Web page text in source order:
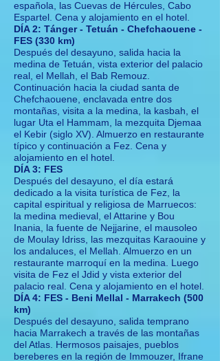
española, las Cuevas de Hércules, Cabo
Espartel. Cena y alojamiento en el hotel.
DÍA 2: Tánger - Tetuán - Chefchaouene -
FES (330 km)
Después del desayuno, salida hacia la
medina de Tetuán, vista exterior del palacio
real, el Mellah, el Bab Remouz.
Continuación hacia la ciudad santa de
Chefchaouene, enclavada entre dos
montañas, visita a la medina, la kasbah, el
lugar Uta el Hammam, la mezquita Djemaa
el Kebir (siglo XV). Almuerzo en restaurante
típico y continuación a Fez. Cena y
alojamiento en el hotel.
DÍA 3: FES
Después del desayuno, el día estará
dedicado a la visita turística de Fez, la
capital espiritual y religiosa de Marruecos:
la medina medieval, el Attarine y Bou
Inania, la fuente de Nejjarine, el mausoleo
de Moulay Idriss, las mezquitas Karaouine y
los andaluces, el Mellah. Almuerzo en un
restaurante marroquí en la medina. Luego
visita de Fez el Jdid y vista exterior del
palacio real. Cena y alojamiento en el hotel.
DÍA 4: FES - Beni Mellal - Marrakech (500
km)
Después del desayuno, salida temprano
hacia Marrakech a través de las montañas
del Atlas. Hermosos paisajes, pueblos
bereberes en la región de Immouzer, Ifrane